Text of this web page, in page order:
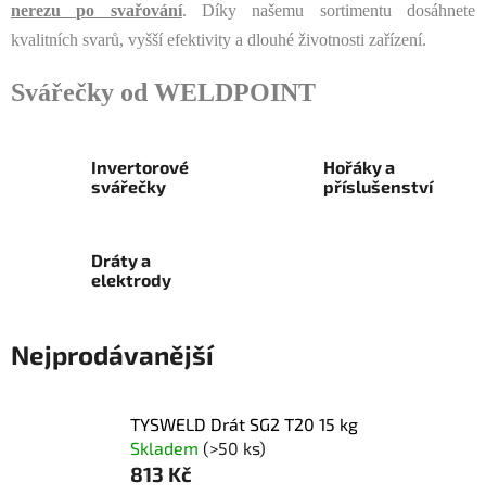
nerezu po svařování. Díky našemu sortimentu dosáhnete
kvalitních svarů, vyšší efektivity a dlouhé životnosti zařízení.
Svářečky od WELDPOINT
Invertorové
svářečky
Hořáky a
příslušenství
Dráty a
elektrody
Nejprodávanější
TYSWELD Drát SG2 T20 15 kg
Skladem (>50 ks)
813 Kč